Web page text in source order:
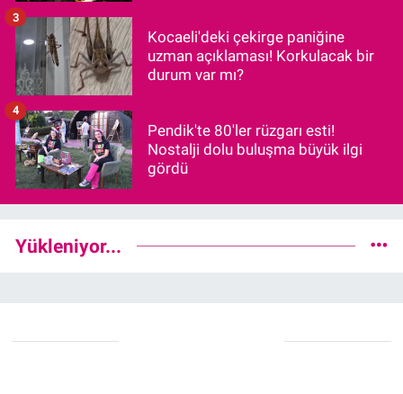
Kocaeli'deki çekirge paniğine
uzman açıklaması! Korkulacak bir
durum var mı?
3
Pendik'te 80'ler rüzgarı esti!
Nostalji dolu buluşma büyük ilgi
gördü
4
Yükleniyor...